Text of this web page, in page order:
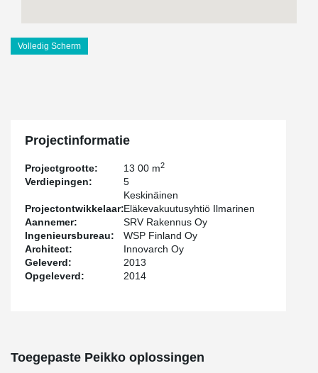
Volledig Scherm
Projectinformatie
Projectgrootte: 13 00 m2
Verdiepingen: 5
Projectontwikkelaar:
Keskinäinen
Eläkevakuutusyhtiö Ilmarinen
Aannemer:
SRV Rakennus Oy
Ingenieursbureau:
WSP Finland Oy
Architect:
Innovarch Oy
Geleverd:
2013
Opgeleverd:
2014
Toegepaste Peikko oplossingen